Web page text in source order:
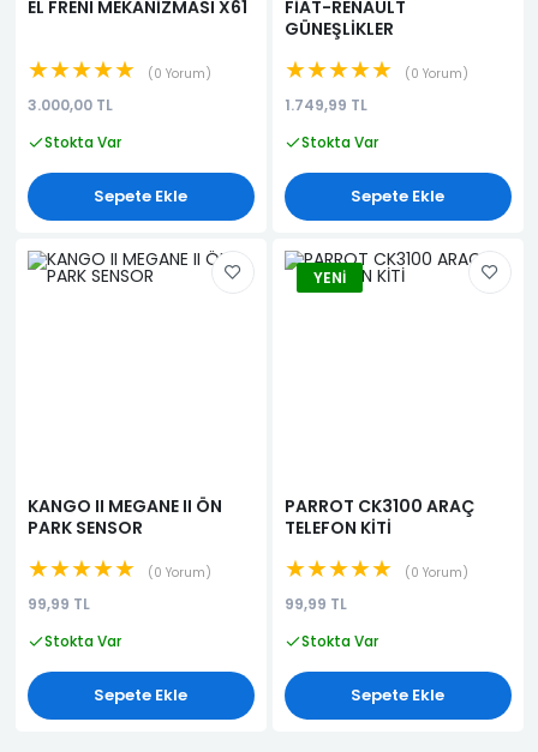
EL FRENI MEKANİZMASI X61
★★★★★ 0 Yorum
3.000,00 TL
Stokta Var
Sepete Ekle
FİAT-RENAULT
GÜNEŞLİKLER
★★★★★ 0 Yorum
1.749,99 TL
Stokta Var
Sepete Ekle
KANGO II MEGANE II ÖN
PARK SENSOR
★★★★★ 0 Yorum
99,99 TL
Stokta Var
Sepete Ekle
YENI
PARROT CK3100 ARAÇ
TELEFON KİTİ
★★★★★ 0 Yorum
99,99 TL
Stokta Var
Sepete Ekle